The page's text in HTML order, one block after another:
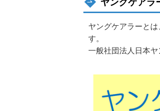
ヤングケアラ
ヤングケアラーと
す。
一般社団法人日本